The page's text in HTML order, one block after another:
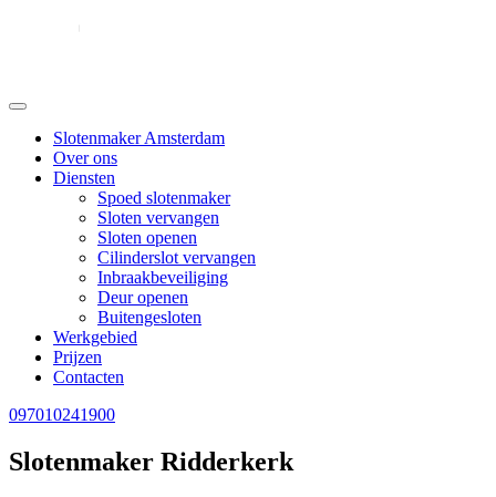
Slotenmaker Amsterdam
Over ons
Diensten
Spoed slotenmaker
Sloten vervangen
Sloten openen
Cilinderslot vervangen
Inbraakbeveiliging
Deur openen
Buitengesloten
Werkgebied
Prijzen
Contacten
097010241900
Slotenmaker Ridderkerk